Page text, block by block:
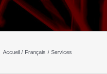
Accueil Français Services